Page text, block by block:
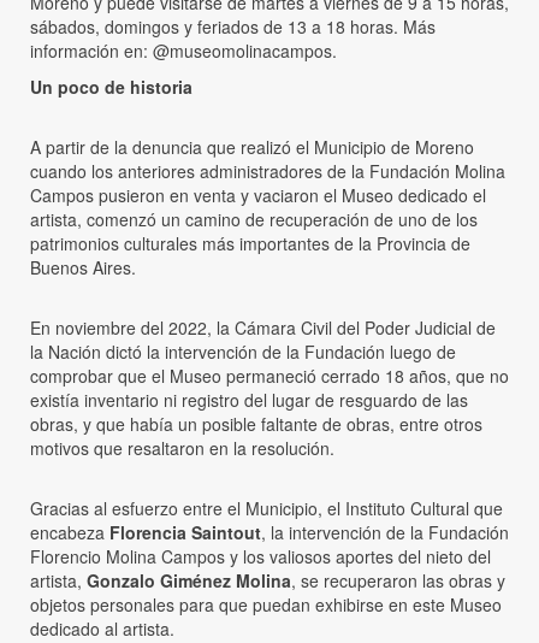
sábados, domingos y feriados de 13 a 18 horas. Más
información en: @museomolinacampos.
Un poco de historia
A partir de la denuncia que realizó el Municipio de Moreno
cuando los anteriores administradores de la Fundación Molina
Campos pusieron en venta y vaciaron el Museo dedicado el
artista, comenzó un camino de recuperación de uno de los
patrimonios culturales más importantes de la Provincia de
Buenos Aires.
En noviembre del 2022, la Cámara Civil del Poder Judicial de
la Nación dictó la intervención de la Fundación luego de
comprobar que el Museo permaneció cerrado 18 años, que no
existía inventario ni registro del lugar de resguardo de las
obras, y que había un posible faltante de obras, entre otros
motivos que resaltaron en la resolución.
Gracias al esfuerzo entre el Municipio, el Instituto Cultural que
encabeza Florencia Saintout, la intervención de la Fundación
Florencio Molina Campos y los valiosos aportes del nieto del
artista, Gonzalo Giménez Molina, se recuperaron las obras y
objetos personales para que puedan exhibirse en este Museo
dedicado al artista.